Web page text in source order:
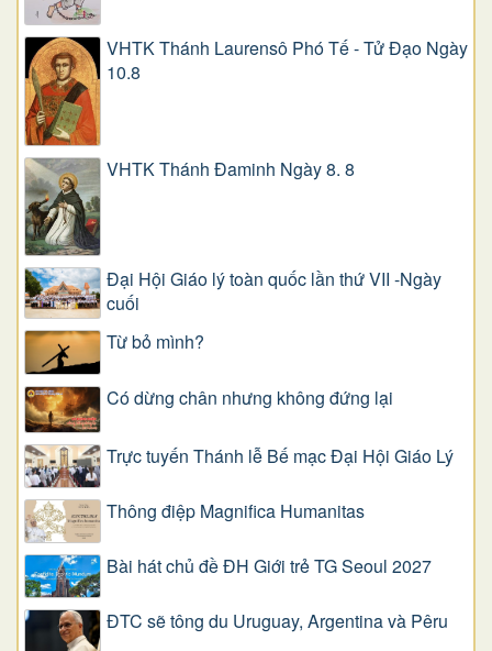
VHTK Thánh Laurensô Phó Tế - Tử Đạo Ngày
10.8
VHTK Thánh Đaminh Ngày 8. 8
Đại Hội Giáo lý toàn quốc lần thứ VII -Ngày
cuối
Từ bỏ mình?
Có dừng chân nhưng không đứng lại
Trực tuyến Thánh lễ Bế mạc Đại Hội Giáo Lý
Thông điệp Magnifica Humanitas
Bài hát chủ đề ĐH Giới trẻ TG Seoul 2027
ĐTC sẽ tông du Uruguay, Argentina và Pêru